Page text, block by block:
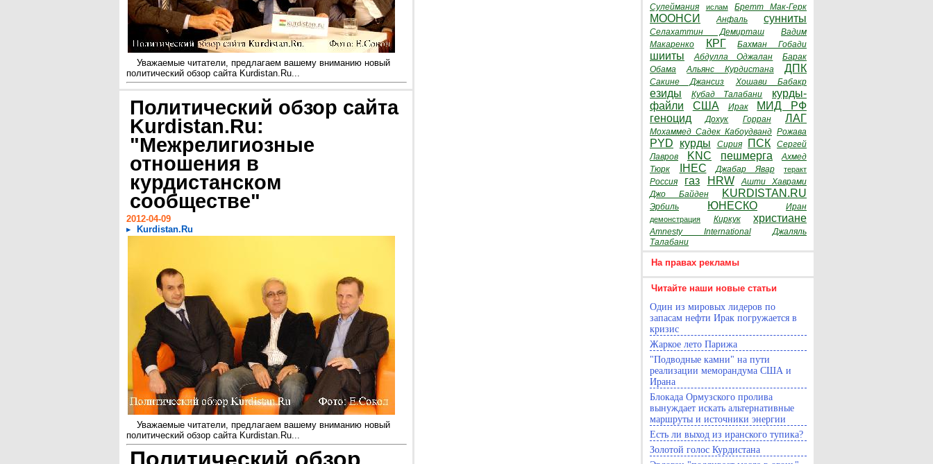
Уважаемые читатели, предлагаем вашему вниманию новый
политический обзор сайта Kurdistan.Ru...
Политический обзор сайта
Kurdistan.Ru:
"Межрелигиозные
отношения в
курдистанском
сообществе"
2012-04-09
Kurdistan.Ru
Уважаемые читатели, предлагаем вашему вниманию новый
политический обзор сайта Kurdistan.Ru...
Сулеймания
ислам Бретт Мак-Герк
МООНСИ Анфаль сунниты
Селахаттин Демирташ
Вадим
Макаренко
КРГ Бахман Гобади
шииты Абдулла Оджалан
Барак
Обама
Альянс Курдистана ДПК
Сакине Джансиз Хошави Бабакр
езиды Кубад Талабани
курды-
файли
США Ирак
МИД РФ
геноцид
Дохук Горран ЛАГ
Мохаммед Садек Кабоудванд Рожава
PYD курды Сирия ПСК
Сергей
Лавров
KNC пешмерга
Ахмед
Тюрк
IHEC Джабар Явар теракт
Россия газ HRW
Ашти Хаврами
Джо Байден
KURDISTAN.RU
Эрбиль ЮНЕСКО Иран
демонстрация Киркук христиане
Amnesty International
Джаляль
Талабани
На правах рекламы
Читайте наши новые статьи
Один из мировых лидеров по
запасам нефти Ирак погружается в
кризис
Жаркое лето Парижа
"Подводные камни" на пути
реализации меморандума США и
Ирана
Блокада Ормузского пролива
вынуждает искать альтернативные
маршруты и источники энергии
Есть ли выход из иранского тупика?
Золотой голос Курдистана